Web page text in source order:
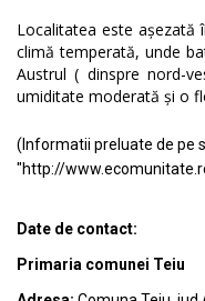
Localitatea este așezată
climă temperată, unde
Austrul ( dinspre nord-
umiditate moderată și o
(Informatii preluate de pe
"http://
Date de contact:
Primaria comunei Teiu